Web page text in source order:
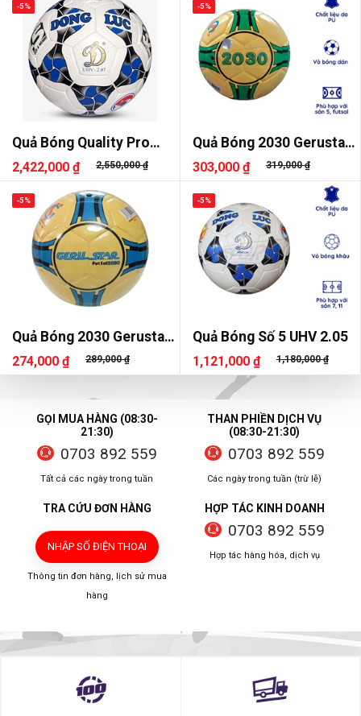
Quả Bóng Quality Pro
UHV 2.07
2,422,000 ₫ 2,550,000 ₫
-5%
Quả Bóng 2030 Gerustar
Dán Sala
303,000 ₫ 319,000 ₫
-5%
Quả Bóng 2030 Gerustar
Dán
274,000 ₫ 289,000 ₫
-5%
Quả Bóng Số 5 UHV 2.05
1,121,000 ₫ 1,180,000 ₫
-5%
GỌI MUA HÀNG (08:30-
21:30)
0703 892 559
Tất cả các ngày trong tuần
THAN PHIỀN DỊCH VỤ
(08:30-21:30)
0703 892 559
Các ngày trong tuần (trừ lễ)
TRA CỨU ĐƠN HÀNG
NHẬP SỐ ĐIỆN THOẠI
Thông tin đơn hàng, lịch sử mua
hàng
HỢP TÁC KINH DOANH
0703 892 559
Hợp tác hàng hóa, dịch vụ